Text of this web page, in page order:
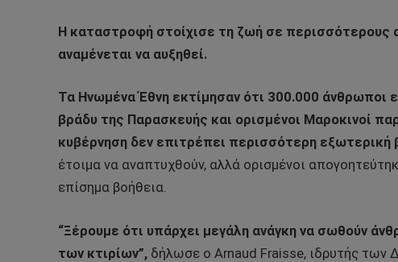
Η καταστροφή στοίχισε τη ζωή σε
αναμένεται να αυξηθεί.
Τα Ηνωμένα Έθνη εκτίμησαν ότι 300.000
βράδυ της Παρασκευής και ορισμένοι Μαροκινοί
κυβέρνηση δεν επιτρέπει περισσότερη εξωτερική
έτοιμα να αναπτυχθούν, αλλά ορισμένοι
επίσημα βοήθεια.
“Ξέρουμε ότι υπάρχει μεγάλη ανάγκη να σωθούν
των κτιρίων”, δήλωσε ο Arnaud Fraisse, ιδρυτής των